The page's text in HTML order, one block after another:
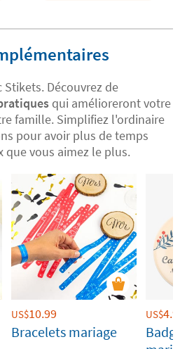
Stikets. Découvrez de
qui amélioreront votre
famille. Simplifiez l'ordinaire
pour avoir plus de temps
que vous aimez le plus.
US$10.99
Bracelets mariage
US$